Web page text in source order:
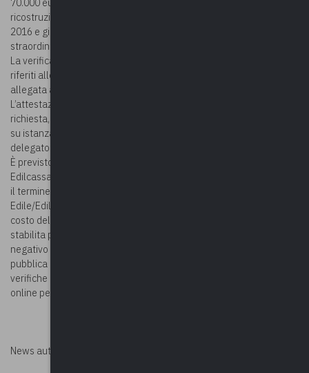
70.000 euro. Restano, invece, esclusi i lavori affidati per la
ricostruzione delle aree territoriali colpite dagli eventi sismici del
2016 e già oggetto di specifiche ordinanze del Commissario
straordinario del Governo.
La verifica è eseguita in relazione agli indici minimi di congruità
riferiti alle singole categorie di lavori, riportati nella Tabella
allegata all’Accordo collettivo del 10 settembre 2020.
L’attestazione di congruità è rilasciata, entro 10 giorni dalla
richiesta, dalla Cassa Edile/Edilcassa territorialmente competente,
su istanza dell’impresa affidataria o del soggetto da essa
delegato oppure del committente.
È previsto un meccanismo di regolarizzazione: la Cassa Edile/
Edilcassa invita l’impresa a regolarizzare la propria posizione entro
il termine di 15 giorni, attraverso il versamento in Cassa
Edile/Edilcassa dell’importo corrispondente alla differenza di
costo del lavoro necessaria per raggiungere la percentuale
stabilita per la congruità. In mancanza di regolarizzazione, l’esito
negativo della verifica di congruità riferita alla singola opera,
pubblica o privata, incide, dalla data di emissione, sulle successive
verifiche di regolarità contributiva finalizzate al rilascio del DURC
online per l’impresa affidataria.
News autorizzata da